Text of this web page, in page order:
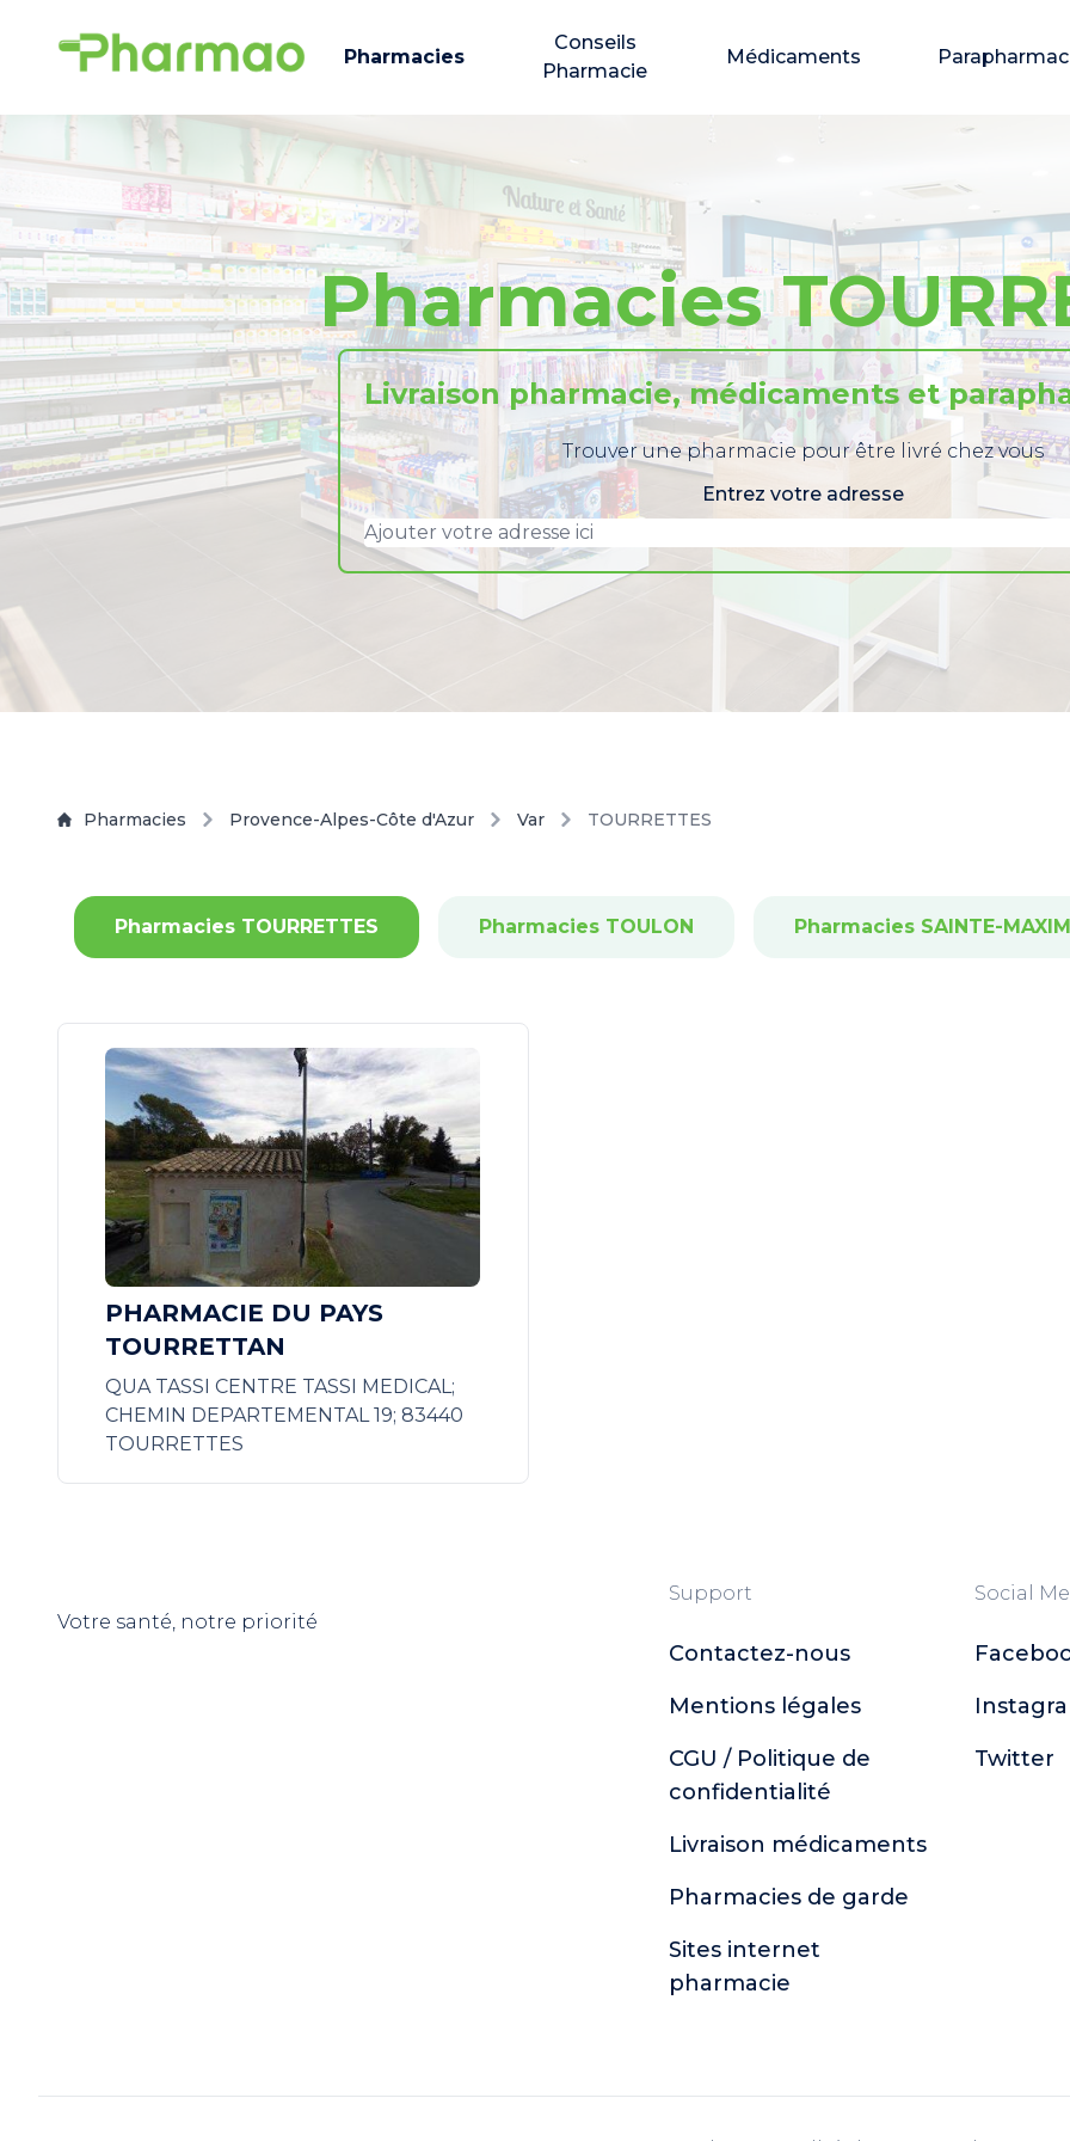
Pharmacies
Conseils
Pharmacie
Médicaments
Pharmacies
Livraison pharmacie, médicaments et
Trouver une pharmacie pour être livré chez vous
Entrez votre adresse
Pharmacies Provence-Alpes-Côte d'Azur Var TOURRETTES
Pharmacies TOURRETTES Pharmacies TOULON Pharmacies SAINTE-
PHARMACIE DU PAYS
TOURRETTAN
QUA TASSI CENTRE TASSI MEDICAL;
CHEMIN DEPARTEMENTAL 19; 83440
TOURRETTES
Votre santé, notre priorité
Support
Contactez-nous
Mentions légales
CGU / Politique de
confidentialité
Livraison médicaments
Pharmacies de garde
Sites internet
pharmacie
Social
Twitter